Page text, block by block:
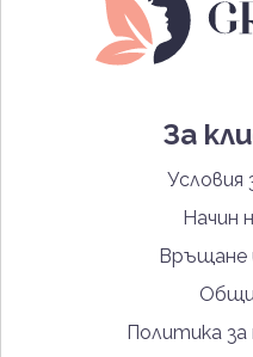
За
Условия
Начин
Връщане
Общи
Политика